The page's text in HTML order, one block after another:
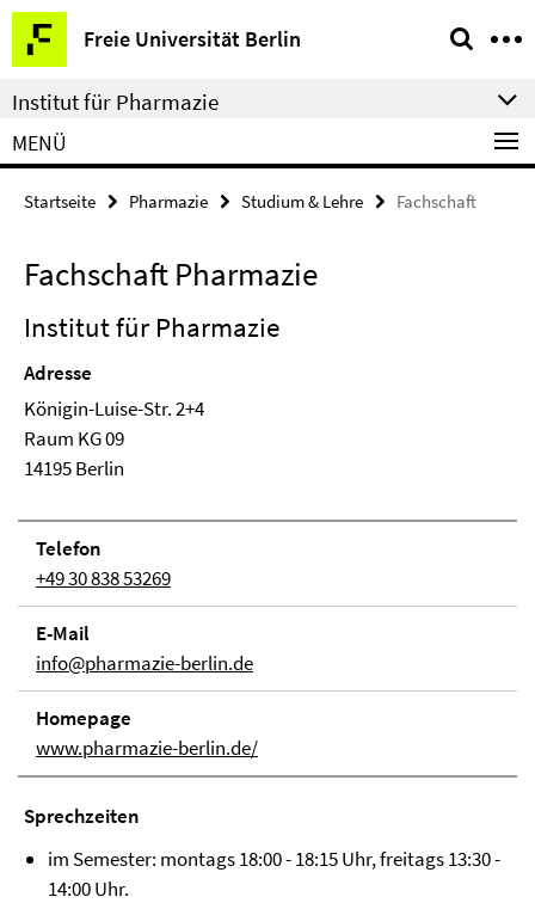
Springe
direkt
zu
Inhalt
Freie Universität Berlin
Service-
Navigation
Institut für Pharmazie
MENÜ
Startseite Pharmazie Studium & Lehre Fachschaft
Fachschaft Pharmazie
Institut für Pharmazie
Adresse
Königin-Luise-Str. 2+4
Raum KG 09
14195 Berlin
Telefon
+49 30 838 53269
E-Mail
info@pharmazie-berlin.de
Home­page
www.pharmazie-berlin.de/
Sprech­zei­ten
im Semester: montags 18:00 - 18:15 Uhr, freitags 13:30 -
14:00 Uhr.